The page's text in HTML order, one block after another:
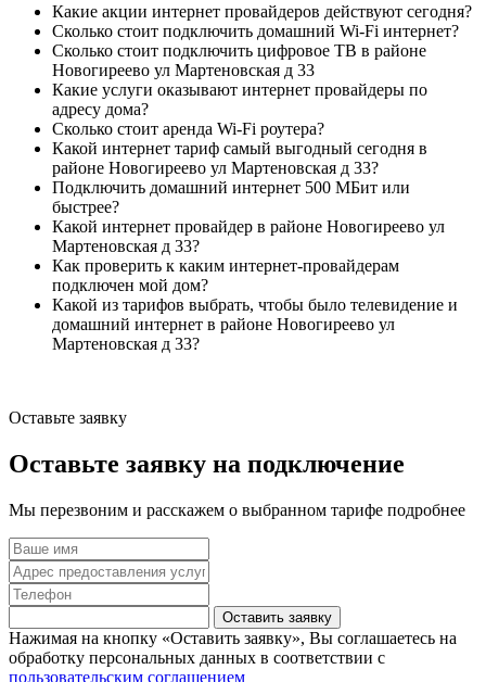
Какие акции интернет провайдеров действуют сегодня?
Сколько стоит подключить домашний Wi-Fi интернет?
Сколько стоит подключить цифровое ТВ в районе
Новогиреево ул Мартеновская д 33
Какие услуги оказывают интернет провайдеры по
адресу дома?
Сколько стоит аренда Wi-Fi роутера?
Какой интернет тариф самый выгодный сегодня в
районе Новогиреево ул Мартеновская д 33?
Подключить домашний интернет 500 МБит или
быстрее?
Какой интернет провайдер в районе Новогиреево ул
Мартеновская д 33?
Как проверить к каким интернет-провайдерам
подключен мой дом?
Какой из тарифов выбрать, чтобы было телевидение и
домашний интернет в районе Новогиреево ул
Мартеновская д 33?
Оставьте заявку
Оставьте заявку на подключение
Мы перезвоним и расскажем о выбранном тарифе подробнее
Оставить заявку
Нажимая на кнопку «Оставить заявку», Вы соглашаетесь на
обработку персональных данных в соответствии с
пользовательским соглашением